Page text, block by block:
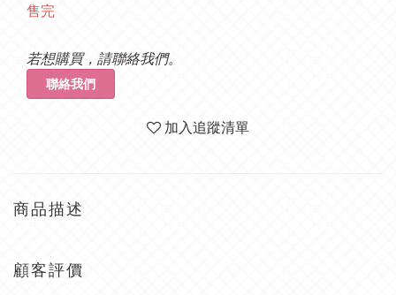
售完
若想購買，請聯絡我們。
聯絡我們
加入追蹤清單
商品描述
顧客評價